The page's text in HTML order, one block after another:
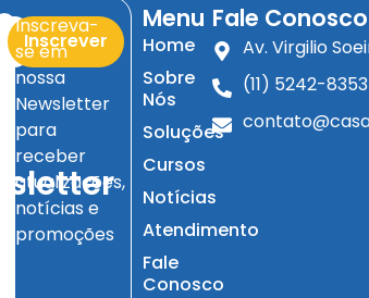
Inscrever
Inscreva-
se em
nossa
Newsletter
para
receber
atualizações,
notícias e
promoções
Menu
Home
Sobre
Nós
Soluções
Cursos
Notícias
Atendimento
Fale
Conosco
Fale Conosco
Av. Virgilio
(11) 5242-8353